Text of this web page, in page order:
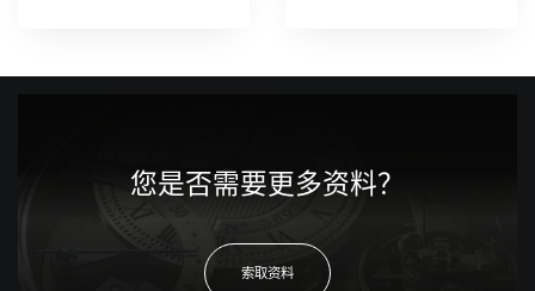
您是否需要更多资料？
索取资料